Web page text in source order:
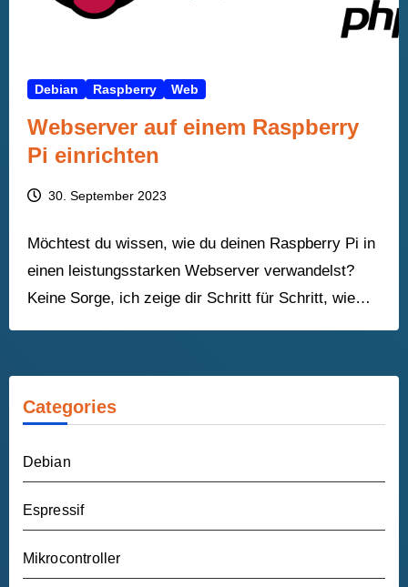
Debian Raspberry Web
Webserver auf einem Raspberry
Pi einrichten
30. September 2023
Möchtest du wissen, wie du deinen Raspberry Pi in
einen leistungsstarken Webserver verwandelst?
Keine Sorge, ich zeige dir Schritt für Schritt, wie…
Categories
Debian
Espressif
Mikrocontroller